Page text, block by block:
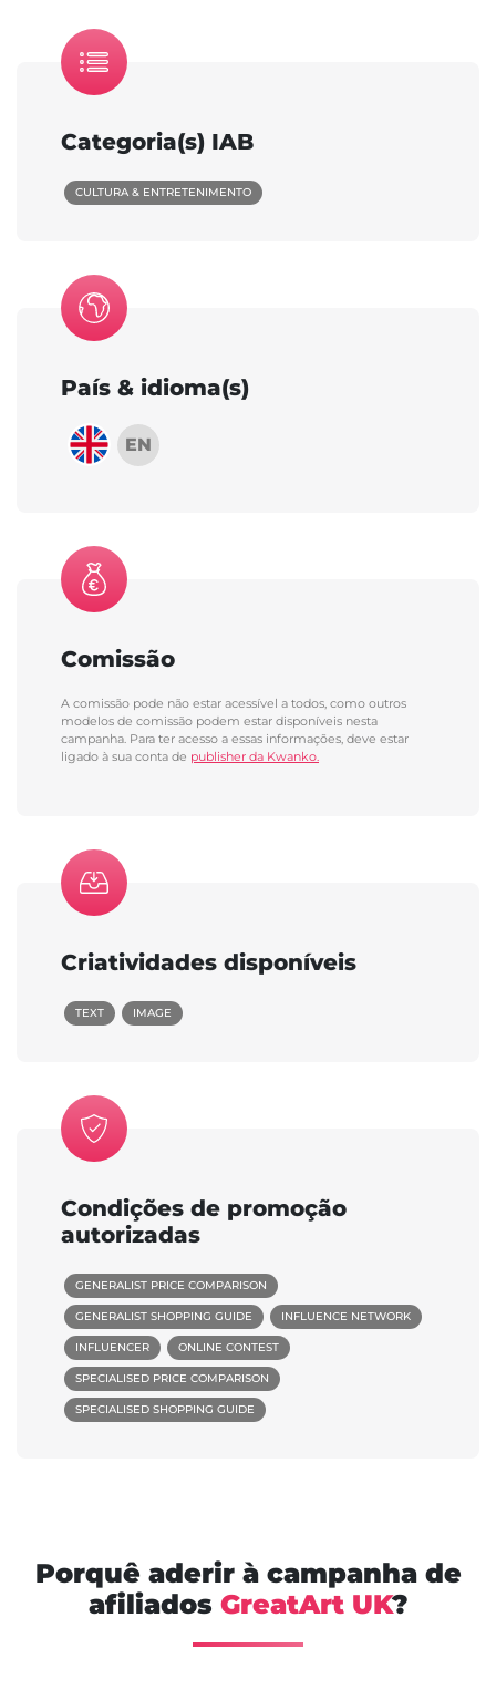
Categoria(s) IAB
CULTURA & ENTRETENIMENTO
País & idioma(s)
EN
Comissão
A comissão pode não estar acessível a todos, como outros
modelos de comissão podem estar disponíveis nesta
campanha. Para ter acesso a essas informações, deve estar
ligado à sua conta de publisher da Kwanko.
Criatividades disponíveis
TEXT IMAGE
Condições de promoção
autorizadas
GENERALIST PRICE COMPARISON
GENERALIST SHOPPING GUIDE INFLUENCE NETWORK
INFLUENCER ONLINE CONTEST
SPECIALISED PRICE COMPARISON
SPECIALISED SHOPPING GUIDE
Porquê aderir à campanha de
afiliados GreatArt UK?